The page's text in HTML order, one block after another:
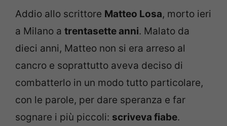
Addio allo scrittore Matteo Losa, morto ieri
a Milano a trentasette anni. Malato da
dieci anni, Matteo non si era arreso al
cancro e soprattutto aveva deciso di
combatterlo in un modo tutto particolare,
con le parole, per dare speranza e far
sognare i più piccoli: scriveva fiabe.